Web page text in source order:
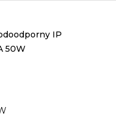
IP
50W